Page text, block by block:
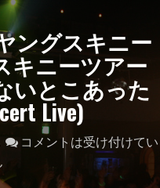
ングスキニー
キニーツアー
いとこあった
Live)
コメントは受け付けてい